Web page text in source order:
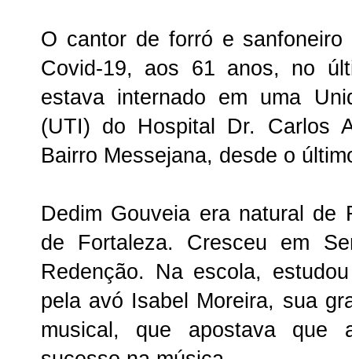
O cantor de forró e
Covid-19, aos 61 anos, no
estava internado em uma
(UTI) do Hospital Dr. Carlos
Bairro Messejana, desde o
Dedim Gouveia era natural de
de Fortaleza. Cresceu em
Redenção. Na escola,
pela avó Isabel Moreira, sua
musical, que apostava que